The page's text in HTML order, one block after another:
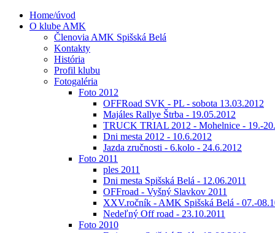
Home/úvod
O klube AMK
Členovia AMK Spišská Belá
Kontakty
História
Profil klubu
Fotogaléria
Foto 2012
OFFRoad SVK - PL - sobota 13.03.2012
Majáles Rallye Štrba - 19.05.2012
TRUCK TRIAL 2012 - Mohelnice - 19.-
Dni mesta 2012 - 10.6.2012
Jazda zručnosti - 6.kolo - 24.6.2012
Foto 2011
ples 2011
Dni mesta Spišská Belá - 12.06.2011
OFFroad - Vyšný Slavkov 2011
XXV.ročník - AMK Spišská Belá - 07.-
Nedeľný Off road - 23.10.2011
Foto 2010